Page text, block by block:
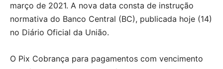
março de 2021. A nova data consta de instrução
normativa do Banco Central (BC), publicada hoje (14)
no Diário Oficial da União.
O Pix Cobrança para pagamentos com vencimento